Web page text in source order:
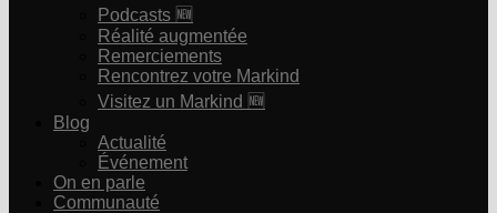
Podcasts 🆕
Réalité augmentée
Remerciements
Rencontrez votre Markind
Visitez un Markind 🆕
Blog
Actualité
Événement
On en parle
Communauté